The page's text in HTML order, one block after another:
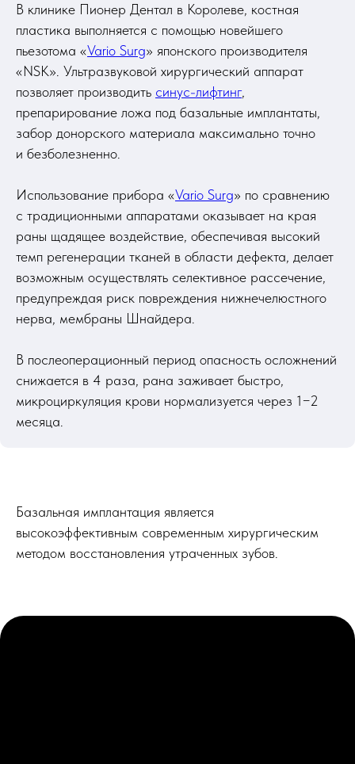
В клинике Пионер Дентал в Королеве, костная
пластика выполняется с помощью новейшего
пьезотома «Vario Surg» японского производителя
«NSK». Ультразвуковой хирургический аппарат
позволяет производить синус-лифтинг,
препарирование ложа под базальные имплантаты,
забор донорского материала максимально точно
и безболезненно.
Использование прибора «Vario Surg» по сравнению
с традиционными аппаратами оказывает на края
раны щадящее воздействие, обеспечивая высокий
темп регенерации тканей в области дефекта, делает
возможным осуществлять селективное рассечение,
предупреждая риск повреждения нижнечелюстного
нерва, мембраны Шнайдера.
В послеоперационный период опасность осложнений
снижается в 4 раза, рана заживает быстро,
микроциркуляция крови нормализуется через 1−2
месяца.
Базальная имплантация является
высокоэффективным современным хирургическим
методом восстановления утраченных зубов.